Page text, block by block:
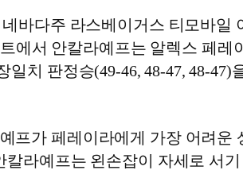
바다주 라스베이거스 티모바일
트에서 안칼라예프는 알렉스 페레
일치 판정승(49-46, 48-47, 48-47)
프가 페레이라에게 가장 어려운
칼라예프는 왼손잡이 자세로 서